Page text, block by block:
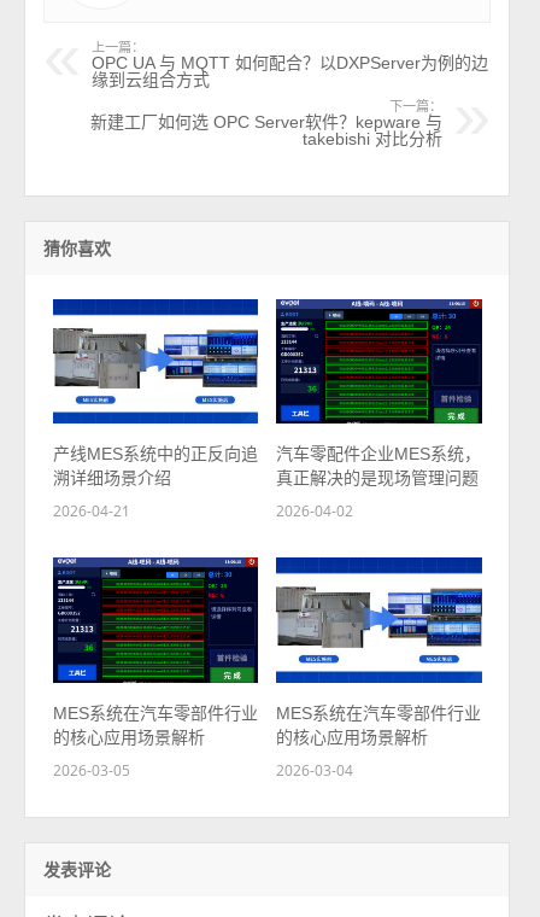
上一篇：
OPC UA 与 MQTT 如何配合？以DXPServer为例的边
缘到云组合方式
下一篇：
新建工厂如何选 OPC Server软件？kepware 与
takebishi 对比分析
猜你喜欢
产线MES系统中的正反向追
溯详细场景介绍
2026-04-21
汽车零配件企业MES系统，
真正解决的是现场管理问题
2026-04-02
MES系统在汽车零部件行业
的核心应用场景解析
2026-03-05
MES系统在汽车零部件行业
的核心应用场景解析
2026-03-04
发表评论